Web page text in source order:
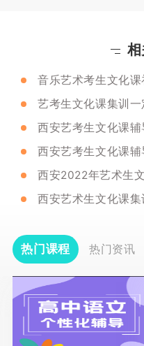
音乐艺术考生文化
西安艺考生文化课辅
热门课程 热门资讯